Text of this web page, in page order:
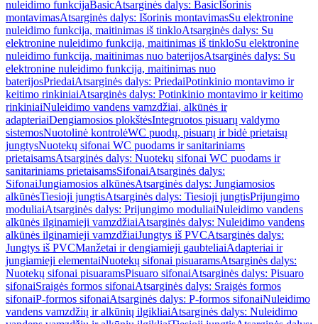
nuleidimo funkcijaBasicAtsarginės dalys: BasicIšorinis
montavimasAtsarginės dalys: Išorinis montavimasSu elektronine
nuleidimo funkcija, maitinimas iš tinkloAtsarginės dalys: Su
elektronine nuleidimo funkcija, maitinimas iš tinkloSu elektronine
nuleidimo funkcija, maitinimas nuo baterijosAtsarginės dalys: Su
elektronine nuleidimo funkcija, maitinimas nuo
baterijosPriedaiAtsarginės dalys: PriedaiPotinkinio montavimo ir
keitimo rinkiniaiAtsarginės dalys: Potinkinio montavimo ir keitimo
rinkiniaiNuleidimo vandens vamzdžiai, alkūnės ir
adapteriaiDengiamosios plokštėsIntegruotos pisuarų valdymo
sistemosNuotolinė kontrolėWC puodų, pisuarų ir bidė prietaisų
jungtysNuotekų sifonai WC puodams ir sanitariniams
prietaisamsAtsarginės dalys: Nuotekų sifonai WC puodams ir
sanitariniams prietaisamsSifonaiAtsarginės dalys:
SifonaiJungiamosios alkūnėsAtsarginės dalys: Jungiamosios
alkūnėsTiesioji jungtisAtsarginės dalys: Tiesioji jungtisPrijungimo
moduliaiAtsarginės dalys: Prijungimo moduliaiNuleidimo vandens
alkūnės ilginamieji vamzdžiaiAtsarginės dalys: Nuleidimo vandens
alkūnės ilginamieji vamzdžiaiJungtys iš PVCAtsarginės dalys:
Jungtys iš PVCManžetai ir dengiamieji gaubteliaiAdapteriai ir
jungiamieji elementaiNuotekų sifonai pisuaramsAtsarginės dalys:
Nuotekų sifonai pisuaramsPisuaro sifonaiAtsarginės dalys: Pisuaro
sifonaiSraigės formos sifonaiAtsarginės dalys: Sraigės formos
sifonaiP-formos sifonaiAtsarginės dalys: P-formos sifonaiNuleidimo
vandens vamzdžių ir alkūnių ilgikliaiAtsarginės dalys: Nuleidimo